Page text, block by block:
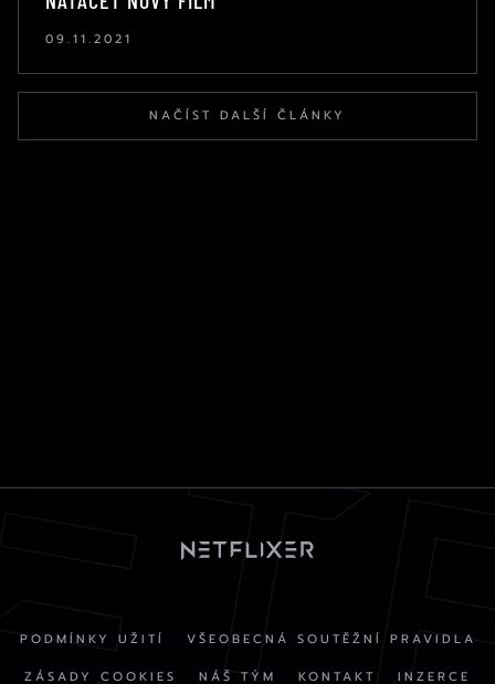
09.11.2021
NAČÍST DALŠÍ ČLÁNKY
PODMÍNKY UŽITÍ
VŠEOBECNÁ SOUTĚŽNÍ PRAVIDLA
ZÁSADY COOKIES
NÁŠ TÝM KONTAKT INZERCE